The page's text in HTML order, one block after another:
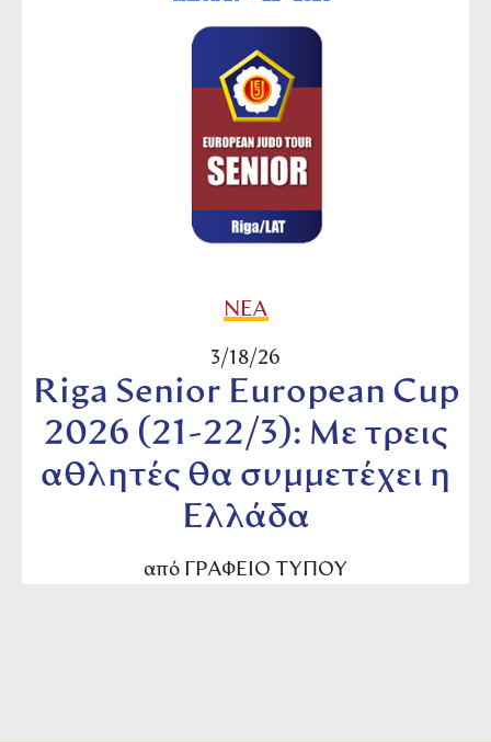
ΝΕΑ
3/18/26
Riga Senior European Cup
2026 (21-22/3): Με τρεις
αθλητές θα συμμετέχει η
Ελλάδα
από ΓΡΑΦΕΙΟ ΤΥΠΟΥ